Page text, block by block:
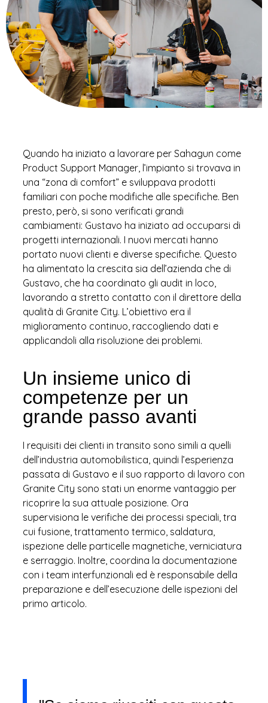
Quando ha iniziato a lavorare per Sahagun come
Product Support Manager, l’impianto si trovava in
una “zona di comfort” e sviluppava prodotti
familiari con poche modifiche alle specifiche. Ben
presto, però, si sono verificati grandi
cambiamenti: Gustavo ha iniziato ad occuparsi di
progetti internazionali. I nuovi mercati hanno
portato nuovi clienti e diverse specifiche. Questo
ha alimentato la crescita sia dell’azienda che di
Gustavo, che ha coordinato gli audit in loco,
lavorando a stretto contatto con il direttore della
qualità di Granite City. L’obiettivo era il
miglioramento continuo, raccogliendo dati e
applicandoli alla risoluzione dei problemi.
Un insieme unico di
competenze per un
grande passo avanti
I requisiti dei clienti in transito sono simili a quelli
dell’industria automobilistica, quindi l’esperienza
passata di Gustavo e il suo rapporto di lavoro con
Granite City sono stati un enorme vantaggio per
ricoprire la sua attuale posizione. Ora
supervisiona le verifiche dei processi speciali, tra
cui fusione, trattamento termico, saldatura,
ispezione delle particelle magnetiche, verniciatura
e serraggio. Inoltre, coordina la documentazione
con i team interfunzionali ed è responsabile della
preparazione e dell’esecuzione delle ispezioni del
primo articolo.